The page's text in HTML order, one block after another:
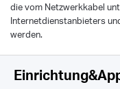
die vom Netzwerkkabel
Internetdienstanbieters
werden.